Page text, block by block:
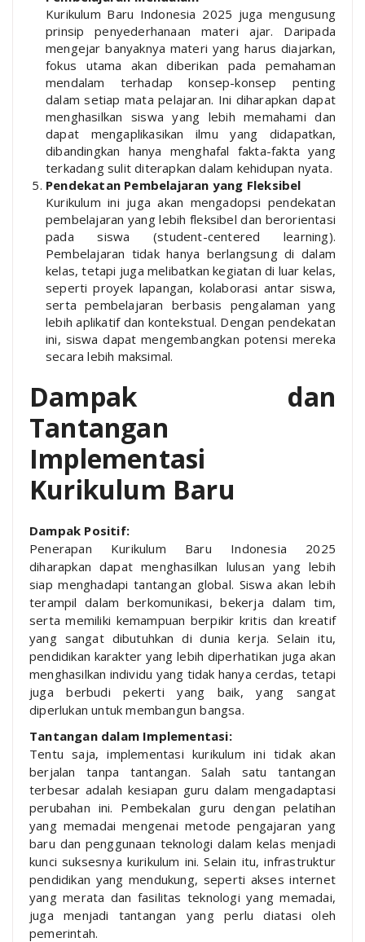
Kurikulum Baru Indonesia 2025 juga mengusung
prinsip penyederhanaan materi ajar. Daripada
mengejar banyaknya materi yang harus diajarkan,
fokus utama akan diberikan pada pemahaman
mendalam terhadap konsep-konsep penting
dalam setiap mata pelajaran. Ini diharapkan dapat
menghasilkan siswa yang lebih memahami dan
dapat mengaplikasikan ilmu yang didapatkan,
dibandingkan hanya menghafal fakta-fakta yang
terkadang sulit diterapkan dalam kehidupan nyata.
Pendekatan Pembelajaran yang Fleksibel
Kurikulum ini juga akan mengadopsi pendekatan
pembelajaran yang lebih fleksibel dan berorientasi
pada siswa (student-centered learning).
Pembelajaran tidak hanya berlangsung di dalam
kelas, tetapi juga melibatkan kegiatan di luar kelas,
seperti proyek lapangan, kolaborasi antar siswa,
serta pembelajaran berbasis pengalaman yang
lebih aplikatif dan kontekstual. Dengan pendekatan
ini, siswa dapat mengembangkan potensi mereka
secara lebih maksimal.
Dampak dan
Tantangan
Implementasi
Kurikulum Baru
Dampak Positif:
Penerapan Kurikulum Baru Indonesia 2025
diharapkan dapat menghasilkan lulusan yang lebih
siap menghadapi tantangan global. Siswa akan lebih
terampil dalam berkomunikasi, bekerja dalam tim,
serta memiliki kemampuan berpikir kritis dan kreatif
yang sangat dibutuhkan di dunia kerja. Selain itu,
pendidikan karakter yang lebih diperhatikan juga akan
menghasilkan individu yang tidak hanya cerdas, tetapi
juga berbudi pekerti yang baik, yang sangat
diperlukan untuk membangun bangsa.
Tantangan dalam Implementasi:
Tentu saja, implementasi kurikulum ini tidak akan
berjalan tanpa tantangan. Salah satu tantangan
terbesar adalah kesiapan guru dalam mengadaptasi
perubahan ini. Pembekalan guru dengan pelatihan
yang memadai mengenai metode pengajaran yang
baru dan penggunaan teknologi dalam kelas menjadi
kunci suksesnya kurikulum ini. Selain itu, infrastruktur
pendidikan yang mendukung, seperti akses internet
yang merata dan fasilitas teknologi yang memadai,
juga menjadi tantangan yang perlu diatasi oleh
pemerintah.